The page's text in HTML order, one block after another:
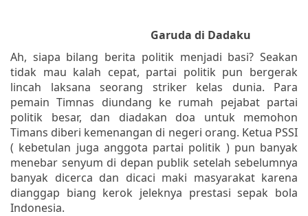
Garuda di Dadaku
Ah, siapa bilang berita politik menjadi basi? Seakan
tidak mau kalah cepat, partai politik pun bergerak
lincah laksana seorang striker kelas dunia. Para
pemain Timnas diundang ke rumah pejabat partai
politik besar, dan diadakan doa untuk memohon
Timans diberi kemenangan di negeri orang. Ketua PSSI
( kebetulan juga anggota partai politik ) pun banyak
menebar senyum di depan publik setelah sebelumnya
banyak dicerca dan dicaci maki masyarakat karena
dianggap biang kerok jeleknya prestasi sepak bola
Indonesia.